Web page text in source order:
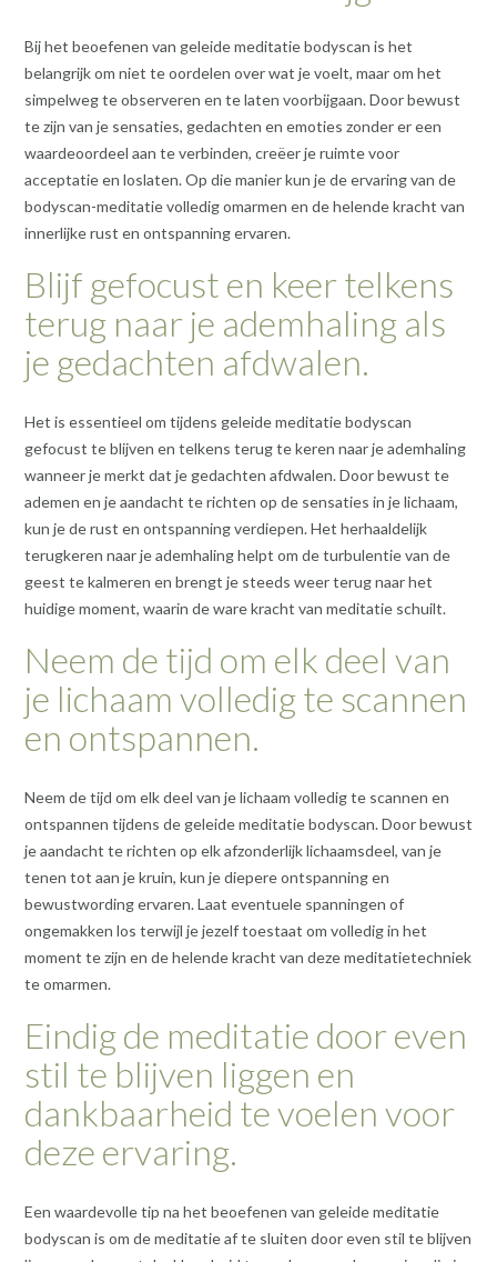
Bij het beoefenen van geleide meditatie bodyscan is het
belangrijk om niet te oordelen over wat je voelt, maar om het
simpelweg te observeren en te laten voorbijgaan. Door bewust
te zijn van je sensaties, gedachten en emoties zonder er een
waardeoordeel aan te verbinden, creëer je ruimte voor
acceptatie en loslaten. Op die manier kun je de ervaring van de
bodyscan-meditatie volledig omarmen en de helende kracht van
innerlijke rust en ontspanning ervaren.
Blijf gefocust en keer telkens
terug naar je ademhaling als
je gedachten afdwalen.
Het is essentieel om tijdens geleide meditatie bodyscan
gefocust te blijven en telkens terug te keren naar je ademhaling
wanneer je merkt dat je gedachten afdwalen. Door bewust te
ademen en je aandacht te richten op de sensaties in je lichaam,
kun je de rust en ontspanning verdiepen. Het herhaaldelijk
terugkeren naar je ademhaling helpt om de turbulentie van de
geest te kalmeren en brengt je steeds weer terug naar het
huidige moment, waarin de ware kracht van meditatie schuilt.
Neem de tijd om elk deel van
je lichaam volledig te scannen
en ontspannen.
Neem de tijd om elk deel van je lichaam volledig te scannen en
ontspannen tijdens de geleide meditatie bodyscan. Door bewust
je aandacht te richten op elk afzonderlijk lichaamsdeel, van je
tenen tot aan je kruin, kun je diepere ontspanning en
bewustwording ervaren. Laat eventuele spanningen of
ongemakken los terwijl je jezelf toestaat om volledig in het
moment te zijn en de helende kracht van deze meditatietechniek
te omarmen.
Eindig de meditatie door even
stil te blijven liggen en
dankbaarheid te voelen voor
deze ervaring.
Een waardevolle tip na het beoefenen van geleide meditatie
bodyscan is om de meditatie af te sluiten door even stil te blijven